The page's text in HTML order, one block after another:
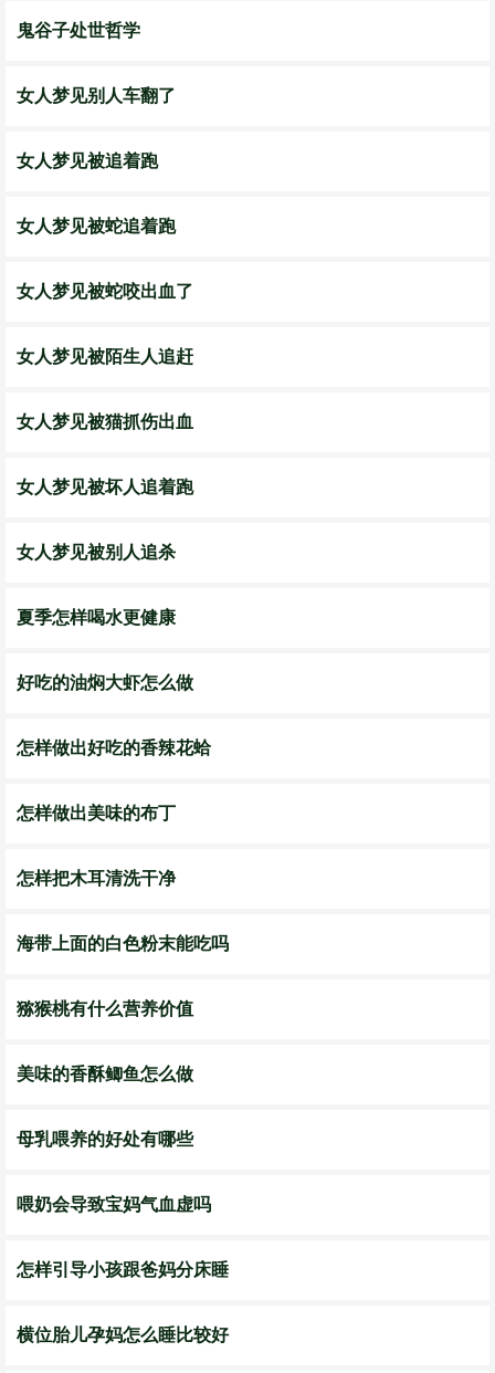
鬼谷子处世哲学
女人梦见别人车翻了
女人梦见被追着跑
女人梦见被蛇追着跑
女人梦见被蛇咬出血了
女人梦见被陌生人追赶
女人梦见被猫抓伤出血
女人梦见被坏人追着跑
女人梦见被别人追杀
夏季怎样喝水更健康
好吃的油焖大虾怎么做
怎样做出好吃的香辣花蛤
怎样做出美味的布丁
怎样把木耳清洗干净
海带上面的白色粉末能吃吗
猕猴桃有什么营养价值
美味的香酥鲫鱼怎么做
母乳喂养的好处有哪些
喂奶会导致宝妈气血虚吗
怎样引导小孩跟爸妈分床睡
横位胎儿孕妈怎么睡比较好